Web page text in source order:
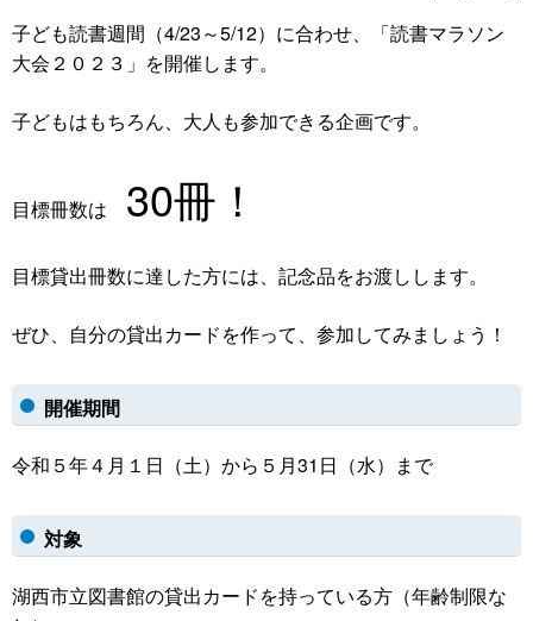
子ども読書週間（4/23～5/12）に合わせ、「読書マラソン
大会２０２３」を開催します。
子どもはもちろん、大人も参加できる企画です。
目標冊数は 30冊！
目標貸出冊数に達した方には、記念品をお渡しします。
ぜひ、自分の貸出カードを作って、参加してみましょう！
開催期間
令和５年４月１日（土）から５月31日（水）まで
対象
湖西市立図書館の貸出カードを持っている方（年齢制限な